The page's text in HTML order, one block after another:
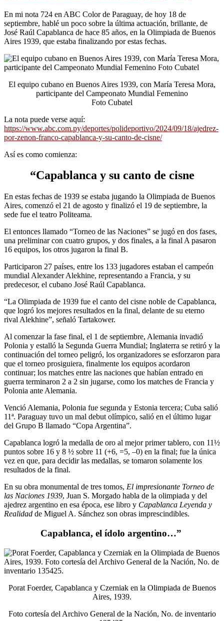
En mi nota 724 en ABC Color de Paraguay, de hoy 18 de
septiembre, hablé un poco sobre la última actuación, brillante, de
José Raúl Capablanca de hace 85 años, en la Olimpiada de Buenos
Aires 1939, que estaba finalizando por estas fechas.
El equipo cubano en Buenos Aires 1939, con María Teresa Mora,
participante del Campeonato Mundial Femenino
Foto Cubatel
La nota puede verse aquí:
https://www.abc.com.py/deportes/polideportivo/2024/09/18/ajedrez-
por-zenon-franco-capablanca-y-su-canto-de-cisne/
Así es como comienza:
“Capablanca y su canto de cisne
En estas fechas de 1939 se estaba jugando la Olimpiada de Buenos
Aires, comenzó el 21 de agosto y finalizó el 19 de septiembre, la
sede fue el teatro Politeama.
El entonces llamado “Torneo de las Naciones” se jugó en dos fases,
una preliminar con cuatro grupos, y dos finales, a la final A pasaron
16 equipos, los otros jugaron la final B.
Participaron 27 países, entre los 133 jugadores estaban el campeón
mundial Alexander Alekhine, representando a Francia, y su
predecesor, el cubano José Raúl Capablanca.
“La Olimpiada de 1939 fue el canto del cisne noble de Capablanca,
que logró los mejores resultados en la final, delante de su eterno
rival Alekhine”, señaló Tartakower.
Al comenzar la fase final, el 1 de septiembre, Alemania invadió
Polonia y estalló la Segunda Guerra Mundial; Inglaterra se retiró y la
continuación del torneo peligró, los organizadores se esforzaron para
que el torneo prosiguiera, finalmente los equipos acordaron
continuar; los matches entre las naciones que habían entrado en
guerra terminaron 2 a 2 sin jugarse, como los matches de Francia y
Polonia ante Alemania.
Venció Alemania, Polonia fue segunda y Estonia tercera; Cuba salió
11ª. Paraguay tuvo un mal debut olímpico, salió en el último lugar
del Grupo B llamado “Copa Argentina”.
Capablanca logró la medalla de oro al mejor primer tablero, con 11½
puntos sobre 16 y 8 ½ sobre 11 (+6, =5, –0) en la final; fue la única
vez en que, para decidir las medallas, se tomaron solamente los
resultados de la final.
En su obra monumental de tres tomos, El impresionante Torneo de
las Naciones 1939, Juan S. Morgado habla de la olimpiada y del
ajedrez argentino en esa época, ese libro y Capablanca Leyenda y
Realidad de Miguel A. Sánchez son obras imprescindibles.
Capablanca, el ídolo argentino…”
Porat Foerder, Capablanca y Czerniak en la Olimpiada de Buenos
Aires, 1939.
Foto cortesía del Archivo General de la Nación, No. de inventario